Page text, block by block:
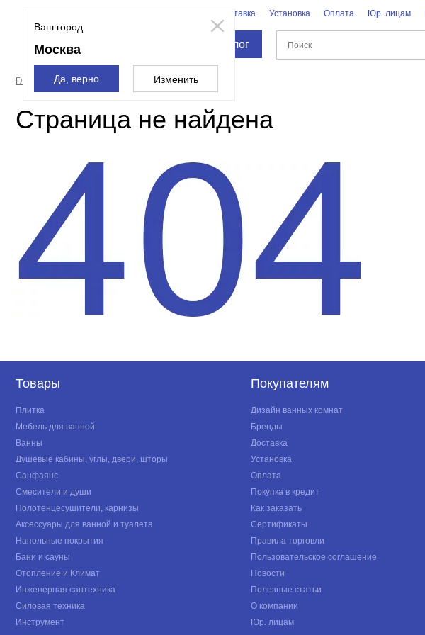
Ваш город
Москва
Да, верно Изменить
Доставка Установка Оплата Юр. лицам
Каталог
Главная страница Страница не найдена
Страница не найдена
Товары
Плитка
Мебель для ванной
Ванны
Душевые кабины, углы, двери, шторы
Санфаянс
Смесители и души
Полотенцесушители, карнизы
Аксессуары для ванной и туалета
Напольные покрытия
Бани и сауны
Отопление и Климат
Инженерная сантехника
Силовая техника
Инструмент
Покупателям
Дизайн ванных комнат
Бренды
Доставка
Установка
Оплата
Покупка в кредит
Как заказать
Сертификаты
Правила торговли
Пользовательское соглашение
Новости
Полезные статьи
О компании
Юр. лицам